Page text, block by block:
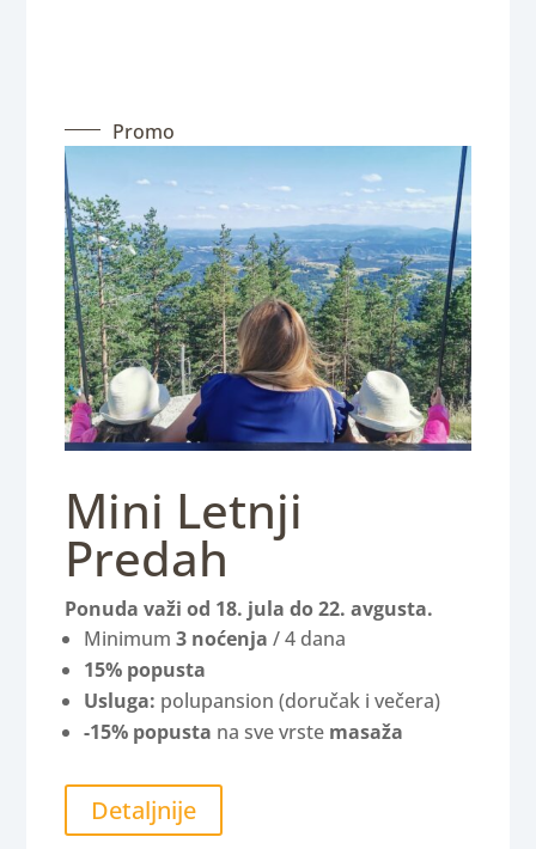
Promo
Mini Letnji
Predah
Ponuda važi od 18. jula do 22. avgusta.
Minimum 3 noćenja / 4 dana
15% popusta
Usluga: polupansion (doručak i večera)
-15% popusta na sve vrste masaža
Detaljnije